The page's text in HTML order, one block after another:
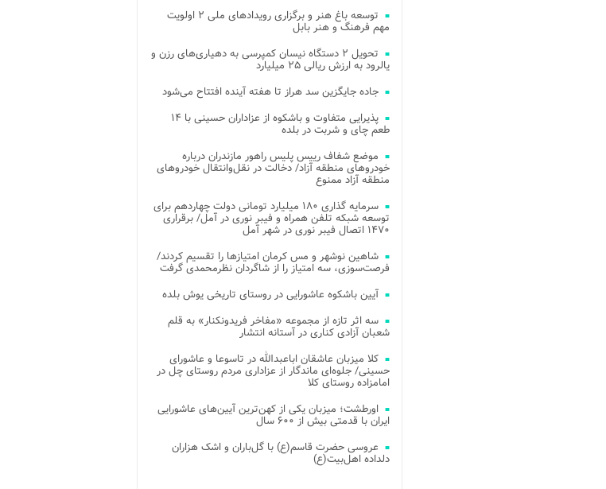
توسعه باغ هنر و برگزاری رویدادهای ملی ۲ اولویت
مهم فرهنگ و هنر بابل
تحویل ۲ دستگاه نیسان کمپرسی به دهیاری‌های رزن و
یالرود به ارزش ریالی ۲۵ میلیارد
جاده جایگزین سد هراز تا هفته آینده افتتاح می‌شود
پذیرایی متفاوت و باشکوه از عزاداران حسینی با ۱۴
طعم چای و شربت در بلده
موضع شفاف رییس پلیس راهور مازندران درباره
خودروهای منطقه آزاد/ دخالت در نقل‌وانتقال خودروهای
منطقه آزاد ممنوع
سرمایه گذاری ۱۸۰ میلیارد تومانی دولت چهاردهم برای
توسعه شبکه تلفن همراه و فیبر نوری در آمل/ برقراری
۱۴۷۰ اتصال فیبر نوری در شهر آمل
شاهین نوشهر و مس کرمان امتیازها را تقسیم کردند/
فرصت‌سوزی، سه امتیاز را از شاگردان نظرمحمدی گرفت
آیین باشکوه عاشورایی در روستای تاریخی یوش بلده
سه اثر تازه از مجموعه «مفاخر فریدونکنار» به قلم
شعبان آزادی کناری در آستانه انتشار
کلا میزبان عاشقان اباعبدالله در تاسوعا و عاشورای
حسینی/ جلوه‌ای ماندگار از عزاداری مردم روستای چل در
امامزاده روستای کلا
اورطشت؛ میزبان یکی از کهن‌ترین آیین‌های عاشورایی
ایران با قدمتی بیش از ۶۰۰ سال
عروسی حضرت قاسم(ع) با گل‌باران و اشک هزاران
دلداده اهل‌بیت(ع)